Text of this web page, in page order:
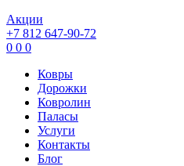
Акции
+7 812 647-90-72
0 0 0
Ковры
Дорожки
Ковролин
Паласы
Услуги
Контакты
Блог